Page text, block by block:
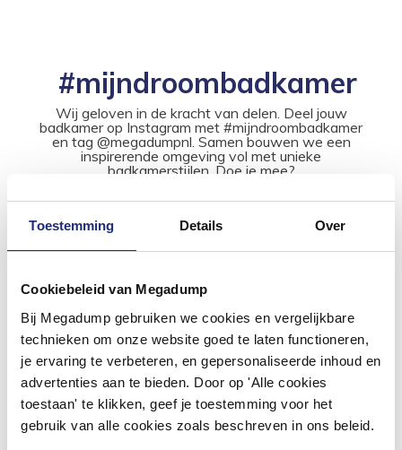
Toestemming Details Over
Cookiebeleid van Megadump
Bij Megadump gebruiken we cookies en vergelijkbare
technieken om onze website goed te laten functioneren,
je ervaring te verbeteren, en gepersonaliseerde inhoud en
advertenties aan te bieden. Door op 'Alle cookies
toestaan' te klikken, geef je toestemming voor het
gebruik van alle cookies zoals beschreven in ons beleid.
#mijndroombadkamer
Wij geloven in de kracht van delen. Deel jouw
badkamer op Instagram met #mijndroombadkamer
en tag @megadumpnl. Samen bouwen we een
inspirerende omgeving vol met unieke
badkamerstijlen. Doe je mee?